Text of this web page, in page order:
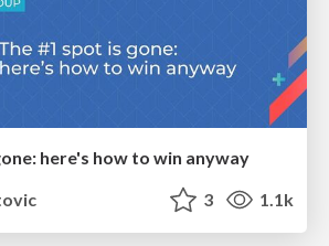
here's how to win anyway
3 1.1k